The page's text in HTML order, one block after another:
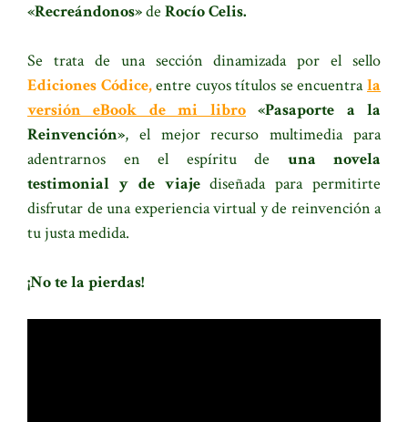
«Recreándonos»de Rocío Celis.
Se trata de una sección dinamizada por el sello
Ediciones Códice,entre cuyos títulos se encuentrala
versión eBook de mi libro «Pasaporte a la
Reinvención», el mejor recurso multimedia para
adentrarnos en el espíritu de una novela
testimonial y de viajediseñada para permitirte
disfrutar de una experiencia virtual y de reinvención a
tu justa medida.
¡No te la pierdas!